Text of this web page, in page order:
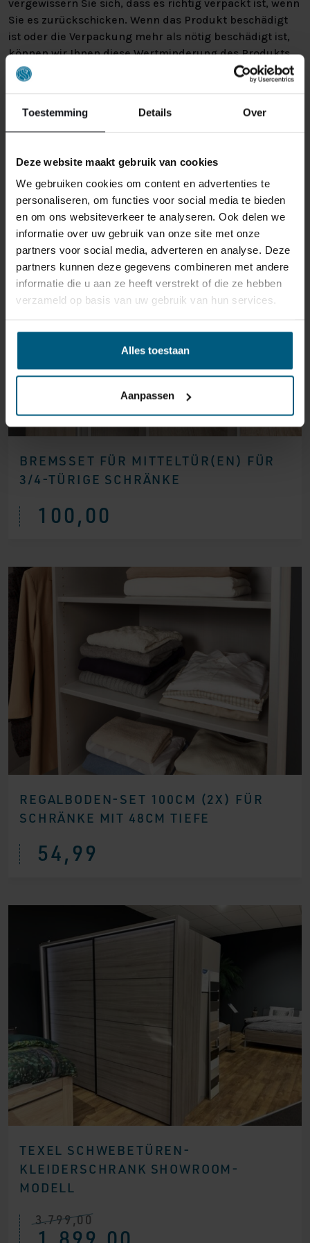
Toestemming Details Over
Deze website maakt gebruik van cookies
We gebruiken cookies om content en advertenties te
personaliseren, om functies voor social media te bieden
en om ons websiteverkeer te analyseren. Ook delen we
informatie over uw gebruik van onze site met onze
partners voor social media, adverteren en analyse. Deze
partners kunnen deze gegevens combineren met andere
informatie die u aan ze heeft verstrekt of die ze hebben
verzameld op basis van uw gebruik van hun services.
Alles toestaan
Aanpassen
vergewissern Sie sich, dass es richtig verpackt ist, wenn
Sie es zurückschicken. Wenn das Produkt beschädigt
ist oder die Verpackung mehr als nötig beschädigt ist,
können wir Ihnen diese Wertminderung des Produkts
in Rechnung stellen.
ÄHNLICHE PRODUKTE
BREMSSET FÜR MITTELTÜR(EN) FÜR
3/4-TÜRIGE SCHRÄNKE
100,00
REGALBODEN-SET 100CM (2X) FÜR
SCHRÄNKE MIT 48CM TIEFE
54,99
TEXEL SCHWEBETÜREN-
KLEIDERSCHRANK SHOWROOM-
MODELL
3.799,00
Ursprünglicher
Preis
Aktueller
Preis